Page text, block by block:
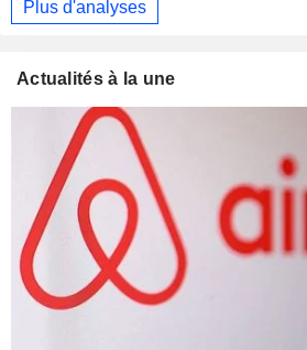
Plus d'analyses
Actualités à la une